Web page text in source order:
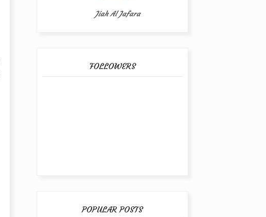
Jiah Al Jafara
FOLLOWERS
POPULAR POSTS